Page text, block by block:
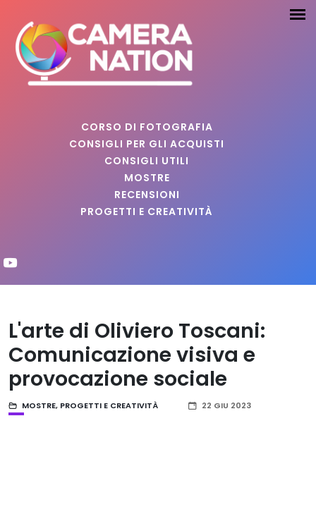
CORSO DI FOTOGRAFIA
CONSIGLI PER GLI ACQUISTI
CONSIGLI UTILI
MOSTRE
RECENSIONI
PROGETTI E CREATIVITÀ
L'arte di Oliviero Toscani:
Comunicazione visiva e
provocazione sociale
MOSTRE, PROGETTI E CREATIVITÀ 22 GIU 2023